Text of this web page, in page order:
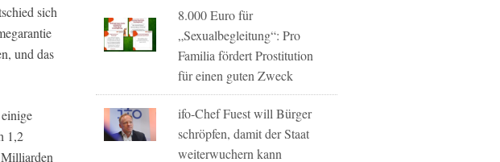
sich
und das
1,2
8.000 Euro für
„Sexualbegleitung“: Pro
Familia fördert Prostitution
für einen guten Zweck
ifo-Chef Fuest will Bürger
schröpfen, damit der Staat
weiterwuchern kann